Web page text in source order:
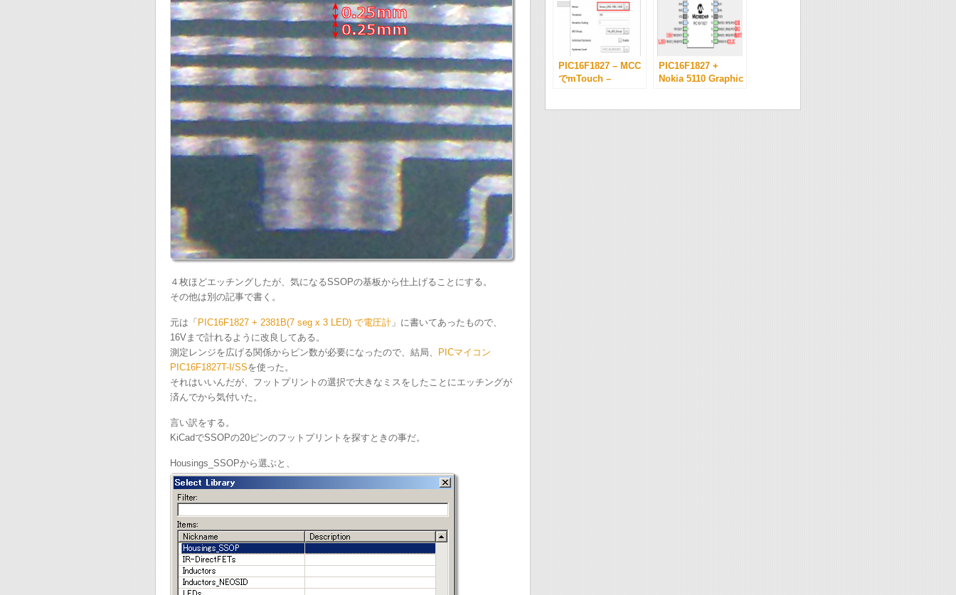
４枚ほどエッチングしたが、気になるSSOPの基板から仕上げることにする。
その他は別の記事で書く。
元は「 PIC16F1827 + 2381B(7 seg x 3 LED) で電圧計 」に書いてあったもので、
16Vまで計れるように改良してある。
測定レンジを広げる関係からピン数が必要になったので、結局、
PICマイコン
PIC16F1827T-I/SSを使った。
それはいいんだが、フットプリントの選択で大きなミスをしたことにエッチングが
済んでから気付いた。
言い訳をする。
KiCadでSSOPの20ピンのフットプリントを探すときの事だ。
Housings_SSOPから選ぶと、
PIC16F1827 – MCC
でmTouch –
PIC16F1827 +
Nokia 5110 Graphic